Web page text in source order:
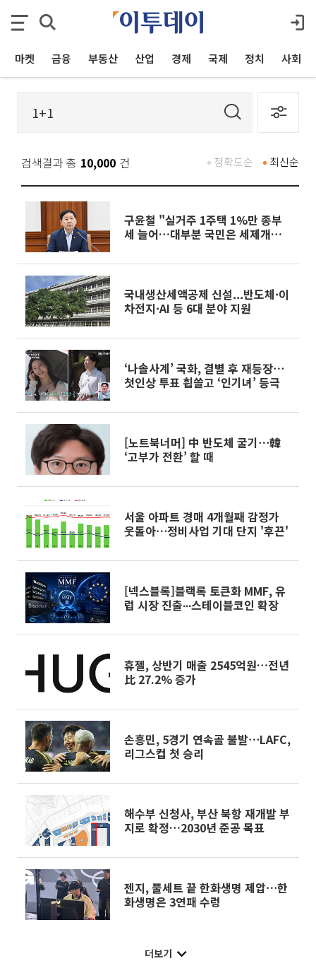
마켓 금융 부동산 산업 경제 국제 정치 사회
검색결과 총 10,000 건 최신순
정확도순
구윤철 "실거주 1주택 1%만 종부
세 늘어…대부분 국민은 세제개편으
국내생산세액공제 신설...반도체·이
차전지·AI 등 6대 분야 지원
‘나솔사계’ 국화, 결별 후 재등장⋯
첫인상 투표 휩쓸고 ‘인기녀’ 등극
[노트북너머] 中 반도체 굴기⋯韓
‘고부가 전환’ 할 때
서울 아파트 경매 4개월째 감정가
웃돌아⋯정비사업 기대 단지 '후끈'
[넥스블록]블랙록 토큰화 MMF, 유
럽 시장 진출∙∙∙스테이블코인 확장
휴젤, 상반기 매출 2545억원…전년
比 27.2% 증가
손흥민, 5경기 연속골 불발⋯LAFC,
리그스컵 첫 승리
해수부 신청사, 부산 북항 재개발 부
지로 확정…2030년 준공 목표
젠지, 풀세트 끝 한화생명 제압⋯한
화생명은 3연패 수렁
더보기